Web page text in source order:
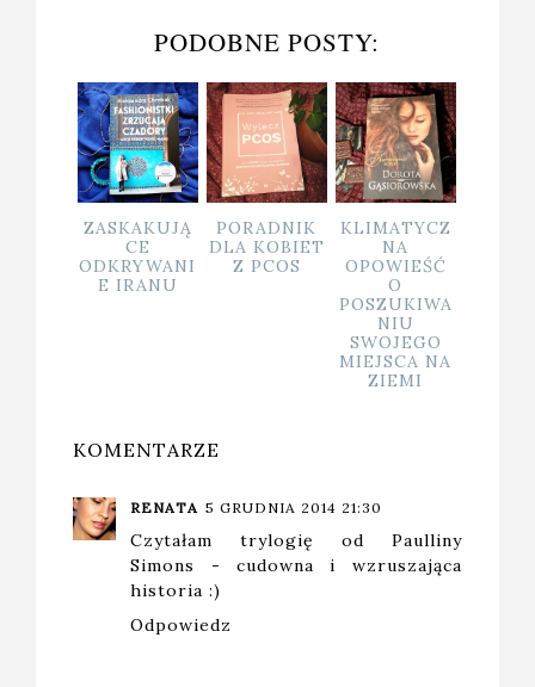
PODOBNE POSTY:
FASCYNUJĄ
CY ŚWIAT
OWADÓW
GDY
MYŚLIMY, ŻE
JUŻ NIC
OPOWIEŚĆ
OSADZONA
W
NIEZWYKŁEJ
SCENERII
KOMENTARZE
RENATA 5 GRUDNIA 2014 21:30
Czytałam trylogię od Paulliny
Simons - cudowna i wzruszająca
historia :)
Odpowiedz